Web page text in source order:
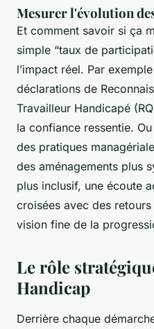
Mesurer l'évolution
Et comment savoir si ça
simple “taux de
l’impact réel. Par
déclarations de
Travailleur Handicapé
la confiance ressentie.
des pratiques
des aménagements plus
plus inclusif, une écoute
croisées avec des
vision fine de la
Le rôle
Handicap
Derrière chaque